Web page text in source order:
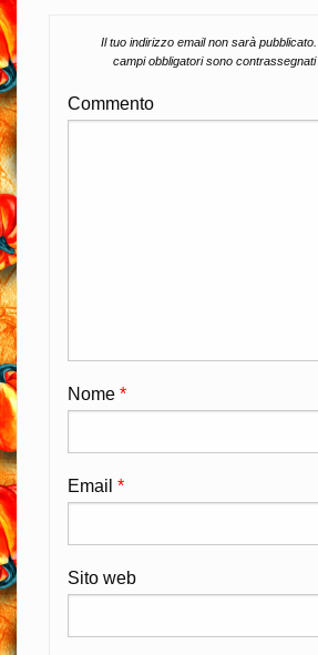
Il tuo indirizzo email non sarà pubblicato.
campi obbligatori sono contrassegnati
Commento
Nome *
Email *
Sito web